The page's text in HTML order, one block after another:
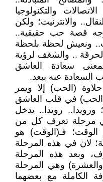
والتكنولوجيا
والانترنيت؛ ولكن
قصة حب حقيقية..
ونعيش لحظة بلحظة
.. والشغف لرؤية
سعادة العاشق
السعادة عنه ببعد.
(الحب) إلا ويمر
(الحب) في قلب العاشق
رويدا.. يدخل
مرحلة تعرف كل من
فـ(الوقت) هو
لان في هذه المرحلة
وبعد هذه المرحلة
وهي المرحلة
الكاملة مع بعضهما